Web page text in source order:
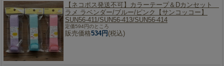
【ネコポス発送不可】
カラーテープ＆Dカンセット
ラメ ラベンダー/ブルー/ピンク【サンコッコー】
SUN56-411/SUN56-413/SUN56-414
定価594円のところ
販売価格534円 (税込)